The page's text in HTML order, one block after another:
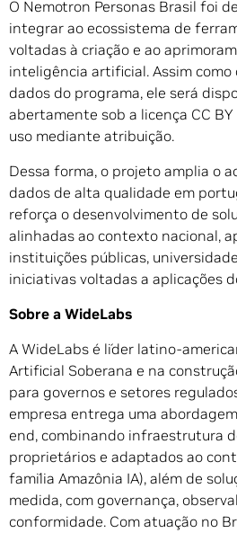
O Nemotron Personas Brasil foi
integrar ao ecossistema de
voltadas à criação e ao
inteligência artificial. Assim
dados do programa, ele será
abertamente sob a licença CC
uso mediante atribuição.
Dessa forma, o projeto amplia o
dados de alta qualidade em
reforça o desenvolvimento de
alinhadas ao contexto nacional,
instituições públicas,
iniciativas voltadas a aplicações
Sobre a WideLabs
A WideLabs é líder latino-
Artificial Soberana e na
para governos e setores
empresa entrega uma
end, combinando infraestrutura
proprietários e adaptados ao
família Amazônia IA), além de
medida, com governança,
conformidade. Com atuação no